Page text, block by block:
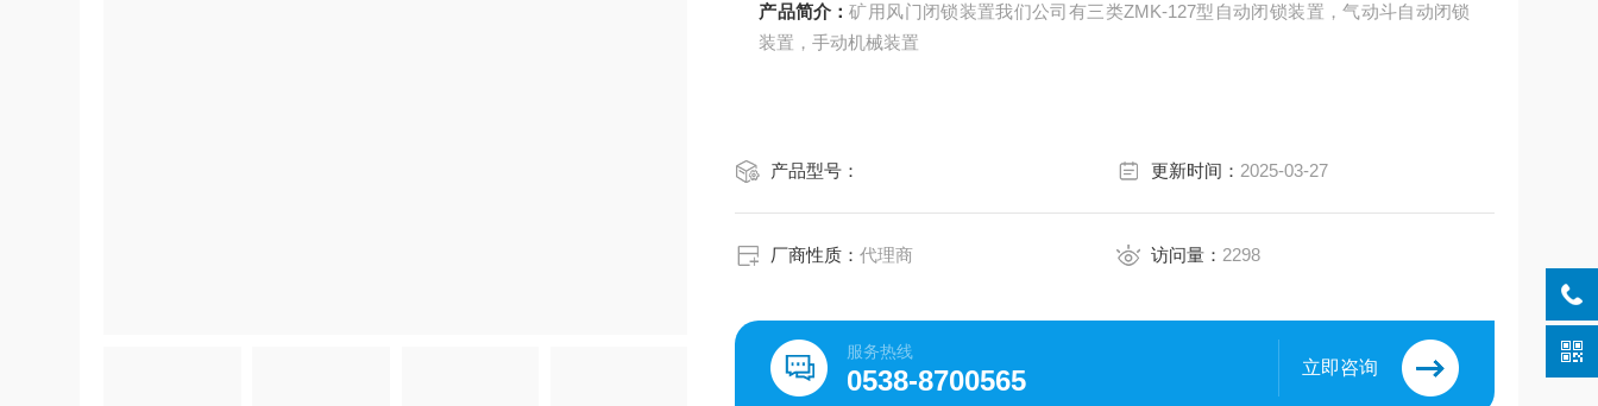
产品简介：矿用风门闭锁装置我们公司有三类ZMK-127型自动闭锁装置，气动斗自动闭锁
装置，手动机械装置
产品型号： 更新时间： 2025-03-27
厂商性质：代理商 访问量： 2298
服务热线
0538-8700565 立即咨询